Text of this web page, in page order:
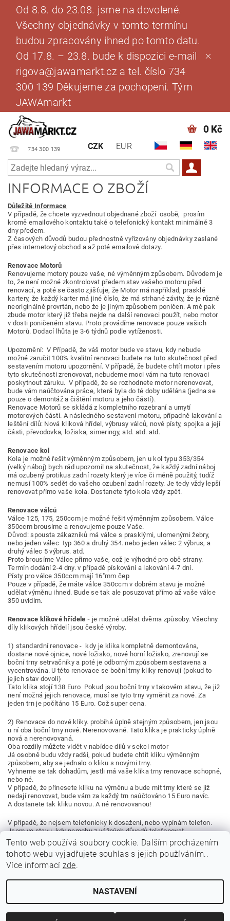
Od 8.8. do 23.08. jsme na dovolené.
Všechny objednávky v tomto termínu
budou zpracovány ihned po tomto datu.
Od 17.8. – 23.8. bude k dispozici e-mail
rigova@jawamarkt.cz a tel. číslo 734
300 139 Děkujeme za pochopení. Tým
JAWAmarkt
734 300 139 CZK EUR
0 Kč
INFORMACE O ZBOŽÍ
Důležité Informace
V případě, že chcete vyzvednout objednané zboží osobě, prosím
kromě emailového kontaktu také o telefonický kontakt minimálně 3
dny předem.
Z časových důvodů budou přednostně vyřizovány objednávky zaslané
přes internetový obchod a až poté emailové dotazy.
Renovace Motorů
Renovujeme motory pouze vaše, né výměnným způsobem. Důvodem je
to, že není možné zkontrolovat předem stav vašeho motoru před
renovací, a poté se často zjišťuje, že Motor má například, prasklé
kartery, že každý karter má jiné číslo, že má strhané závity, že je různě
neoriginálně provrtán, nebo že je jiným způsobem poničen. A mě pak
zbude motor který již třeba nejde na další renovaci použít, nebo motor
v dosti poničeném stavu. Proto provádíme renovace pouze vašich
Motorů. Dodací lhůta je 3-6 týdnů podle vytíženosti.
Upozornění: V Případě, že váš motor bude ve stavu, kdy nebude
možné zaručit 100% kvalitní renovaci budete na tuto skutečnost před
sestavením motoru upozornění. V případě, že budete chtít motor i přes
tyto skutečnosti zrenovovat, nebudeme moci vám na tuto renovaci
poskytnout záruku. V případě, že se rozhodnete motor nerenovovat,
bude vám naúčtována práce, která byla do té doby udělána (jedna se
pouze o demontáž a čištění motoru a jeho částí).
Renovace Motorů se skládá z kompletního rozebraní a umytí
motorových částí. A následného sestavení motoru, případně lakování a
leštění dílů: Nová kliková hřídel, výbrusy válců, nové písty, spojka a její
části, převodovka, ložiska, simeringy, atd. atd. atd.
Renovace kol
Kola je možné řešit výměnným způsobem, jen u kol typu 353/354
(velký náboj) bych rád upozornil na skutečnost, že každý zadní náboj
má ozubený protikus zadní rozety který je více či méně použitý, tudíž
nemusí 100% sedět do vašeho ozubení zadní rozety. Je tedy vždy lepší
renovovat přímo vaše kola. Dostanete tyto kola vždy zpět.
Renovace válců
Válce 125, 175, 250ccm je možné řešit výměnným způsobem. Válce
350ccm brousíme a renovujeme pouze Vaše.
Důvod: spousta zákazníků má válce s prasklými, ulomenými žebry,
nebo jeden válec typ 360 a druhý 354. nebo jeden válec 2 výbrus, a
druhý válec 5 výbrus. atd.
Proto brousíme Válce přímo vaše, což je výhodné pro obě strany.
Termín dodání 2-4 dny. v případě pískování a lakování 4-7 dní.
Písty pro válce 350ccm mají 16"mm čep
Pouze v případě, že máte válce 350ccm v dobrém stavu je možné
udělat výměnu ihned. Bude se tak ale posuzovat přímo až vaše válce
350 uvidím.
Renovace klikové hřídele - je možné udělat dvěma způsoby. Všechny
díly klikových hřídelí jsou české výroby.
1) standardní renovace - kdy je klika kompletně demontována,
dostane nové ojnice, nové ložisko, nové horní ložisko, zrenovují se
boční trny setrvačníky a poté je odborným způsobem sestavena a
vycentrována. U této renovace se boční trny kliky renovují (pokud to
jejich stav dovolí)
Tato klika stojí 138 Euro Pokud jsou boční trny v takovém stavu, že již
není možná jejich renovace, musí se tyto trny vyměnit za nové. Za
jeden trn je počítáno 15 Euro. Což super cena.
2) Renovace do nové kliky. probíhá úplně stejným způsobem, jen jsou
u ní oba boční trny nové. Nerenovované. Tato klika je prakticky úplně
nová a nerenovovaná.
Oba rozdíly můžete vidět v nabídce dílů v sekci motor
Já osobně budu vždy radši, pokud budete chtít kliku výměnným
způsobem, aby se jednalo o kliku s novými trny.
Vyhneme se tak dohadům, jestli má vaše klika trny renovace schopné,
nebo né.
V případě, že přinesete kliku na výměnu a bude mít trny které se již
nedají renovovat, bude vám za každý trn naúčtováno 15 Euro navíc.
A dostanete tak kliku novou. A né renovovanou!
V případě, že nejsem telefonicky k dosažení, nebo vypínám telefon.
Jsem ve stavu, kdy nemohu z vážných důvodů telefonovat
(jsem v místech, kde není telefon slyšet, jsem na úřadech, mám druhý
hovor, obsluhuji zákazníka, nebo jsem mimo českou republiku)
v Tomto případě to zkuste později. Děkuji za pochopení!
2026 ©Jawamarkt, všechna práva vyhrazenaUpravit nastavení cookies
Tento web používá soubory cookie. Dalším procházením
tohoto webu vyjadřujete souhlas s jejich používáním..
Více informací zde.
NASTAVENÍ